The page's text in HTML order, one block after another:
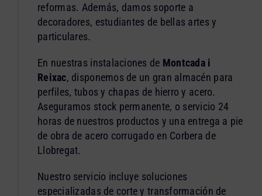
reformas. Además, damos soporte a
decoradores, estudiantes de bellas artes y
particulares.
En nuestras instalaciones de Montcada i
Reixac, disponemos de un gran almacén para
perfiles, tubos y chapas de hierro y acero.
Aseguramos stock permanente, o servicio 24
horas de nuestros productos y una entrega a pie
de obra de acero corrugado en Corbera de
Llobregat.
Nuestro servicio incluye soluciones
especializadas de corte y transformación de